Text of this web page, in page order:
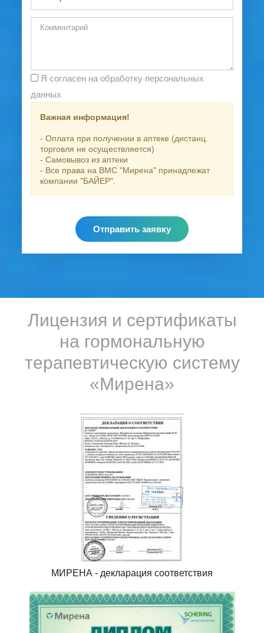
данных
Важная информация!
- Оплата при получении в аптеке (дистанц.
торговля не осуществляется)
- Самовывоз из аптеки
- Все права на ВМС "Мирена" принадлежат
компании "БАЙЕР".
Отправить заявку
Лицензия и сертификаты
на гормональную
терапевтическую систему
«Мирена»
МИРЕНА - декларация соответствия